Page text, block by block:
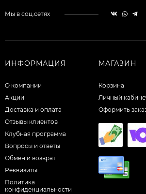
Мы в соц.сетях
ИНФОРМАЦИЯ
О компании
Акции
Доставка и оплата
Отзывы клиентов
Клубная программа
Вопросы и ответы
Обмен и возврат
Реквизиты
Политика
конфиденциальности
МАГАЗИН
Корзина
Личный
Оформить